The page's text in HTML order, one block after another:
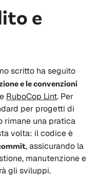
e
scritto ha seguito
e le convenzioni
RuboCop Lint. Per
per progetti di
rimane una pratica
volta: il codice è
, assicurando la
manutenzione e
gli sviluppi.